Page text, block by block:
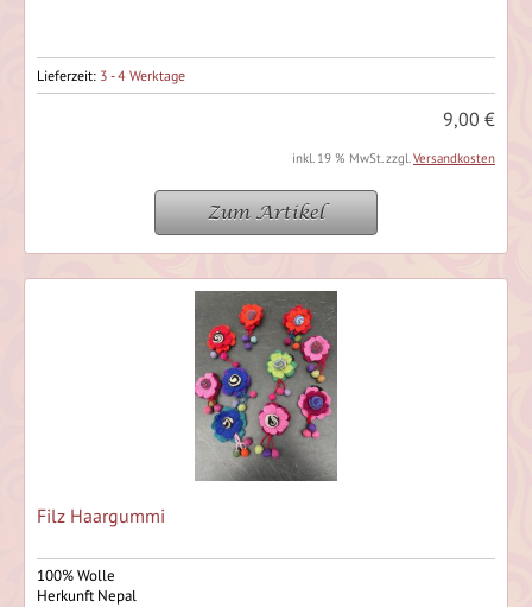
Lieferzeit: 3 - 4 Werktage
9,00 €
inkl. 19 % MwSt. zzgl.Versandkosten
Zum Artikel
Filz Haargummi
100% Wolle
Herkunft Nepal